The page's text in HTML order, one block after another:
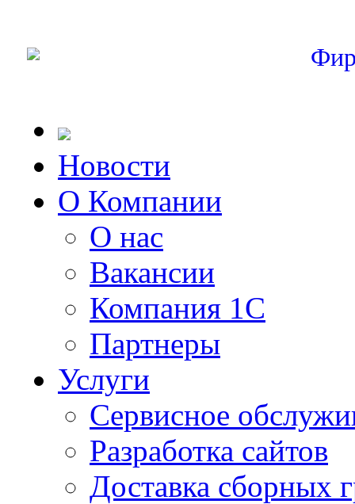
Новости
О Компании
О нас
Вакансии
Компания 1С
Партнеры
Услуги
Сервисное
Разработка сайтов
Доставка сборных